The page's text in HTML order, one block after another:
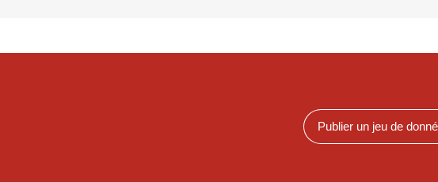
Publier un jeu de